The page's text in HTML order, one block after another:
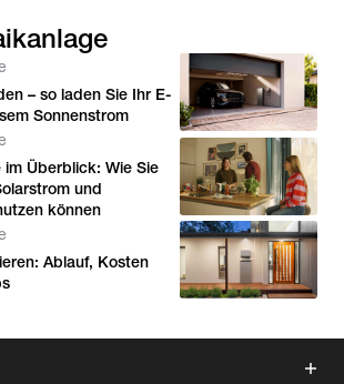
– so laden Sie Ihr E-
Sonnenstrom
im Überblick: Wie Sie
und
können
Ablauf, Kosten